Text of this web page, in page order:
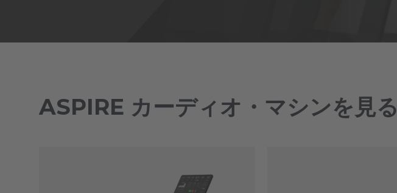
ASPIRE カーディオ・マシンを見る